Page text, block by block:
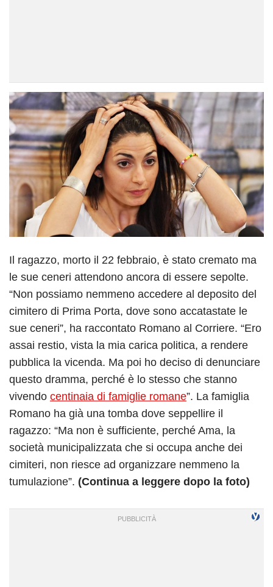
Il ragazzo, morto il 22 febbraio, è stato cremato ma
le sue ceneri attendono ancora di essere sepolte.
“Non possiamo nemmeno accedere al deposito del
cimitero di Prima Porta, dove sono accatastate le
sue ceneri”, ha raccontato Romano al Corriere. “Ero
assai restio, vista la mia carica politica, a rendere
pubblica la vicenda. Ma poi ho deciso di denunciare
questo dramma, perché è lo stesso che stanno
vivendo centinaia di famiglie romane”. La famiglia
Romano ha già una tomba dove seppellire il
ragazzo: “Ma non è sufficiente, perché Ama, la
società municipalizzata che si occupa anche dei
cimiteri, non riesce ad organizzare nemmeno la
tumulazione”. (Continua a leggere dopo la foto)